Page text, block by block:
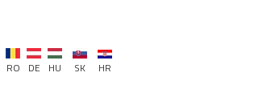
RO DE HU SK HR